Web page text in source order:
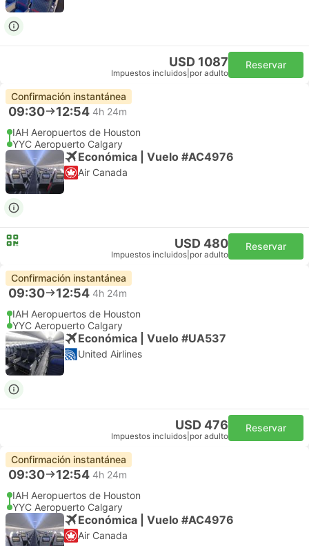
USD 1087
Impuestos incluidos por adulto
Reservar
Confirmación instantánea
09:30 12:54 4h 24m
IAH Aeropuertos de Houston
YYC Aeropuerto Calgary
Económica | Vuelo #AC4976
Air Canada
USD 480
Impuestos incluidos por adulto
Reservar
Confirmación instantánea
09:30 12:54 4h 24m
IAH Aeropuertos de Houston
YYC Aeropuerto Calgary
Económica | Vuelo #UA537
United Airlines
USD 476
Impuestos incluidos por adulto
Reservar
Confirmación instantánea
09:30 12:54 4h 24m
IAH Aeropuertos de Houston
YYC Aeropuerto Calgary
Económica | Vuelo #AC4976
Air Canada